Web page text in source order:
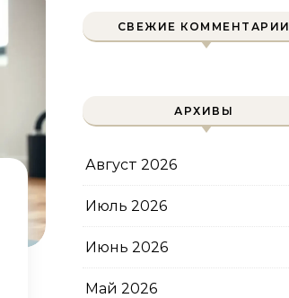
СВЕЖИЕ КОММЕНТАРИИ
АРХИВЫ
Август 2026
Июль 2026
Июнь 2026
Май 2026